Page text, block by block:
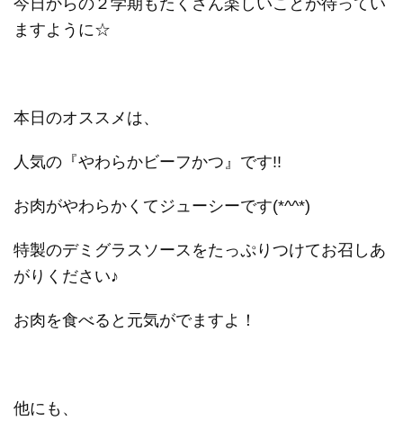
今日からの２学期もたくさん楽しいことが待ってい
ますように☆
本日のオススメは、
人気の『やわらかビーフかつ』です!!
お肉がやわらかくてジューシーです(*^^*)
特製のデミグラスソースをたっぷりつけてお召しあ
がりください♪
お肉を食べると元気がでますよ！
他にも、